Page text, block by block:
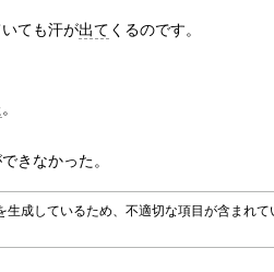
いても汗が出て くるのです。
。
きなかった。
成しているため、不適切な項目が含まれ